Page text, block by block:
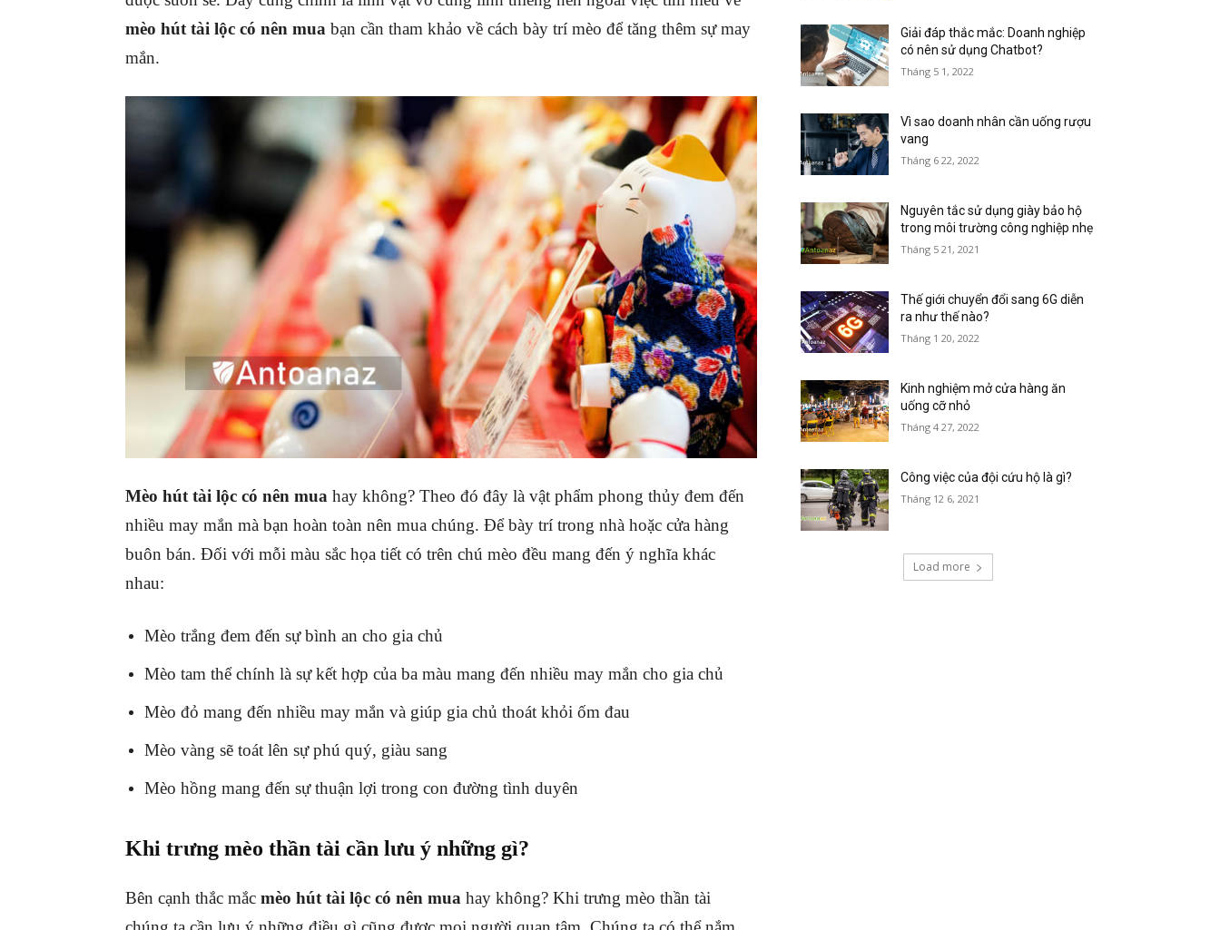
mèo hút tài lộc có nên mua bạn cần tham khảo về cách bày trí mèo để tăng thêm sự may
mắn.
Mèo hút tài lộc có nên mua hay không? Theo đó đây là vật phẩm phong thủy đem đến
nhiều may mắn mà bạn hoàn toàn nên mua chúng. Để bày trí trong nhà hoặc cửa hàng
buôn bán. Đối với mỗi màu sắc họa tiết có trên chú mèo đều mang đến ý nghĩa khác
nhau:
Mèo trắng đem đến sự bình an cho gia chủ
Mèo tam thể chính là sự kết hợp của ba màu mang đến nhiều may mắn cho gia chủ
Mèo đỏ mang đến nhiều may mắn và giúp gia chủ thoát khỏi ốm đau
Mèo vàng sẽ toát lên sự phú quý, giàu sang
Mèo hồng mang đến sự thuận lợi trong con đường tình duyên
Khi trưng mèo thần tài cần lưu ý những gì?
Bên cạnh thắc mắc mèo hút tài lộc có nên mua hay không? Khi trưng mèo thần tài
Giải đáp thắc mắc: Doanh nghiệp
có nên sử dụng Chatbot?
Tháng 5 1, 2022
Vì sao doanh nhân cần uống rượu
vang
Tháng 6 22, 2022
Nguyên tắc sử dụng giày bảo hộ
trong môi trường công nghiệp nhẹ
Tháng 5 21, 2021
Thế giới chuyển đổi sang 6G diễn
ra như thế nào?
Tháng 1 20, 2022
Kinh nghiệm mở cửa hàng ăn
uống cỡ nhỏ
Tháng 4 27, 2022
Công việc của đội cứu hộ là gì?
Tháng 12 6, 2021
Load more